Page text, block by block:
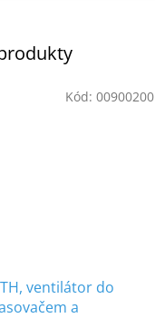
ventilátor do
a
Kód: 00900200